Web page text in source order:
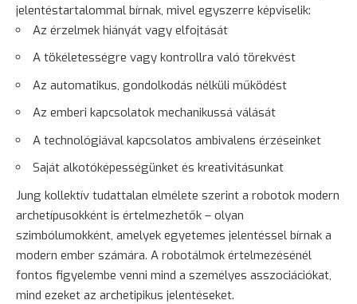
jelentéstartalommal bírnak, mivel egyszerre képviselik:
Az érzelmek hiányát vagy elfojtását
A tökéletességre vagy kontrollra való törekvést
Az automatikus, gondolkodás nélküli működést
Az emberi kapcsolatok mechanikussá válását
A technológiával kapcsolatos ambivalens érzéseinket
Saját alkotóképességünket és kreativitásunkat
Jung kollektív tudattalan elmélete szerint a robotok modern
archetípusokként is értelmezhetők – olyan
szimbólumokként, amelyek egyetemes jelentéssel bírnak a
modern ember számára. A robotálmok értelmezésénél
fontos figyelembe venni mind a személyes asszociációkat,
mind ezeket az archetipikus jelentéseket.